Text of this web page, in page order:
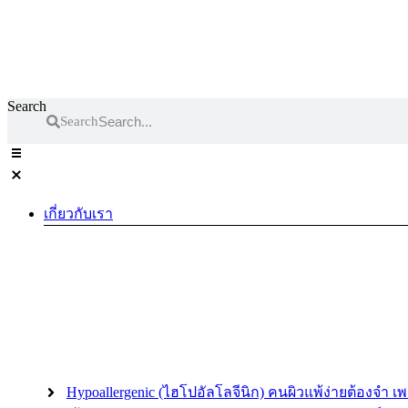
Search
Search
เกี่ยวกับเรา
Hypoallergenic (ไฮโปอัลโลจีนิก) คนผิวแพ้ง่ายต้องจำ